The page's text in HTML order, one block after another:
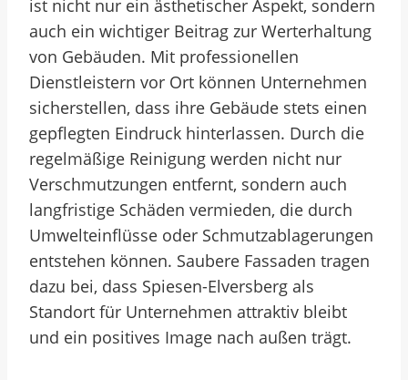
ist nicht nur ein ästhetischer Aspekt, sondern
auch ein wichtiger Beitrag zur Werterhaltung
von Gebäuden. Mit professionellen
Dienstleistern vor Ort können Unternehmen
sicherstellen, dass ihre Gebäude stets einen
gepflegten Eindruck hinterlassen. Durch die
regelmäßige Reinigung werden nicht nur
Verschmutzungen entfernt, sondern auch
langfristige Schäden vermieden, die durch
Umwelteinflüsse oder Schmutzablagerungen
entstehen können. Saubere Fassaden tragen
dazu bei, dass Spiesen-Elversberg als
Standort für Unternehmen attraktiv bleibt
und ein positives Image nach außen trägt.